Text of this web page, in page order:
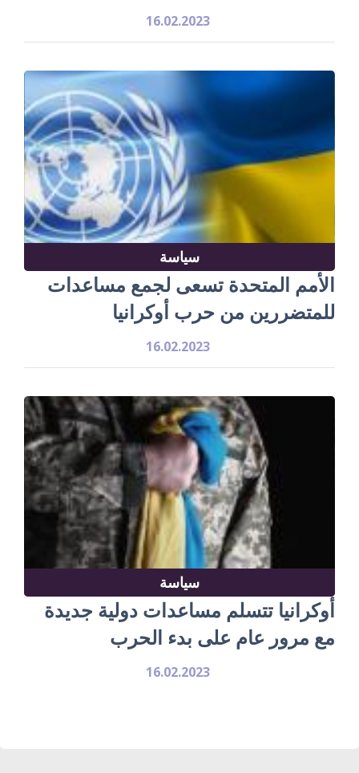
16.02.2023
سياسة
الأمم المتحدة تسعى لجمع مساعدات
للمتضررين من حرب أوكرانيا
16.02.2023
سياسة
أوكرانيا تتسلم مساعدات دولية جديدة
مع مرور عام على بدء الحرب
16.02.2023